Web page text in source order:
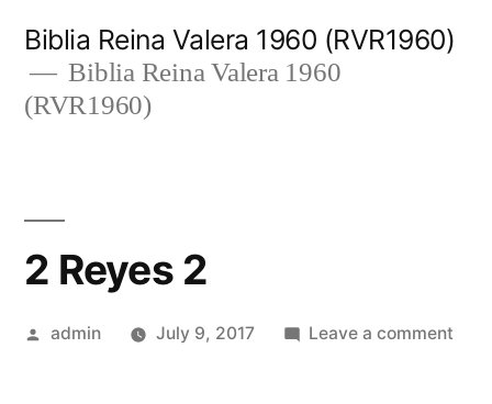
content
Biblia Reina Valera 1960 (RVR1960)
Biblia Reina Valera 1960
(RVR1960)
2 Reyes 2
Posted
admin July 9, 2017 Leave a comment